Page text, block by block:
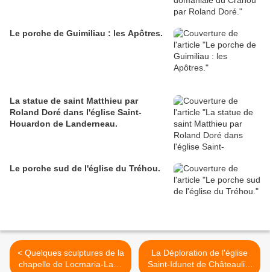
Le porche de Guimiliau : les Apôtres.
La statue de saint Matthieu par
Roland Doré dans l'église Saint-
Houardon de Landerneau.
Le porche sud de l'église du Tréhou.
< Quelques sculptures de la
chapelle de Locmaria-Lann
La Déploration de l'église
Saint-Idunet de Châteaulin.